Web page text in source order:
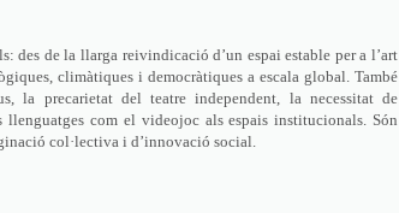
des de la llarga reivindicació d’un espai estable per a l’art
climàtiques i democràtiques a escala global. També
la precarietat del teatre independent, la necessitat de
com el videojoc als espais institucionals. Són
col·lectiva i d’innovació social.